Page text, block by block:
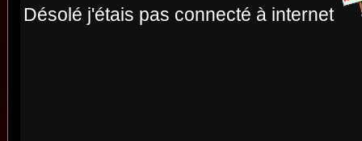
Désolé j'étais pas connecté à internet